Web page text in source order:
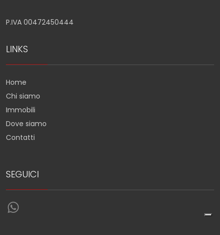
P.IVA 00472450444
LINKS
Home
Chi siamo
Immobili
Dove siamo
Contatti
SEGUICI